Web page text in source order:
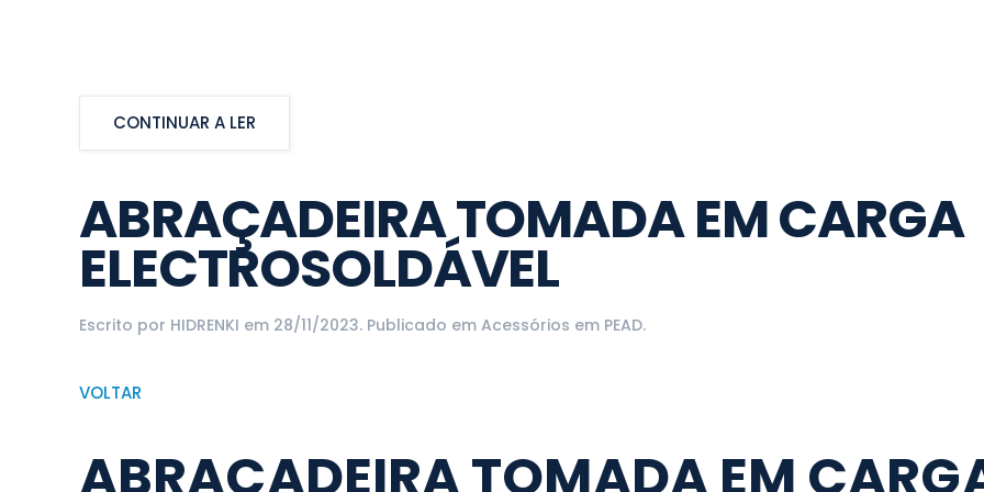
CONTINUAR A LER
ABRAÇADEIRA TOMADA EM CARGA
ELECTROSOLDÁVEL
Escrito por HIDRENKI em 28/11/2023. Publicado em Acessórios em PEAD.
VOLTAR